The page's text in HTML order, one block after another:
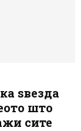
ѕвезда
што
сите